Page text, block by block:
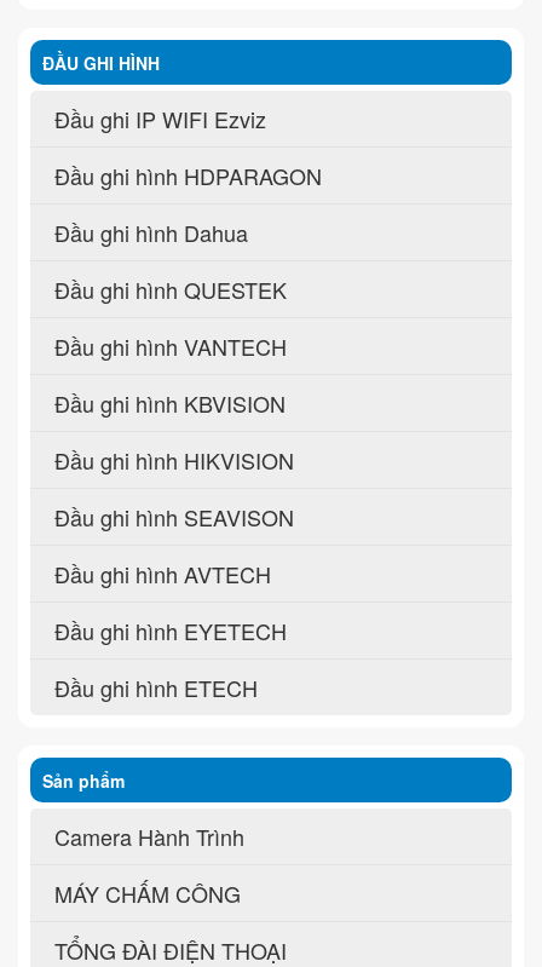
ĐẦU GHI HÌNH
Đầu ghi IP WIFI Ezviz
Đầu ghi hình HDPARAGON
Đầu ghi hình Dahua
Đầu ghi hình QUESTEK
Đầu ghi hình VANTECH
Đầu ghi hình KBVISION
Đầu ghi hình HIKVISION
Đầu ghi hình SEAVISON
Đầu ghi hình AVTECH
Đầu ghi hình EYETECH
Đầu ghi hình ETECH
Sản phẩm
Camera Hành Trình
MÁY CHẤM CÔNG
TỔNG ĐÀI ĐIỆN THOẠI